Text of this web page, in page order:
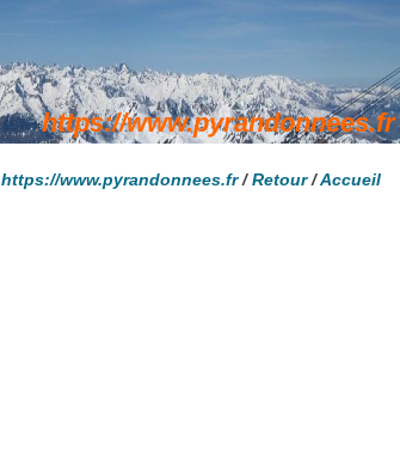
https://www.pyrandonnees.fr/Retour/Accueil